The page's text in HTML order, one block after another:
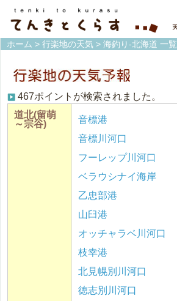
ホーム > 行楽地の天気 > 海釣り-北海道 一覧
467ポイントが検索されました。
道北(留萌
～宗谷)
音標港
音標川河口
フーレップ川河口
ベラウシナイ海岸
乙忠部港
山臼港
オッチャラベ川河口
枝幸港
北見幌別川河口
徳志別川河口